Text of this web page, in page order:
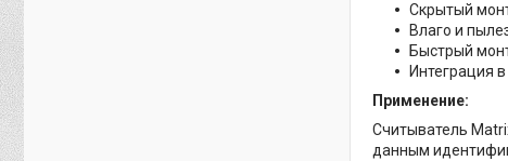
Скрытый
Влаго и
Быстрый
Интеграция
Применение:
Считыватель
данным